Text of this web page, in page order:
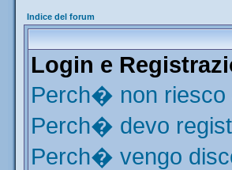
Indice del forum
Login e
Perch� non riesco
Perch� devo
Perch� vengo